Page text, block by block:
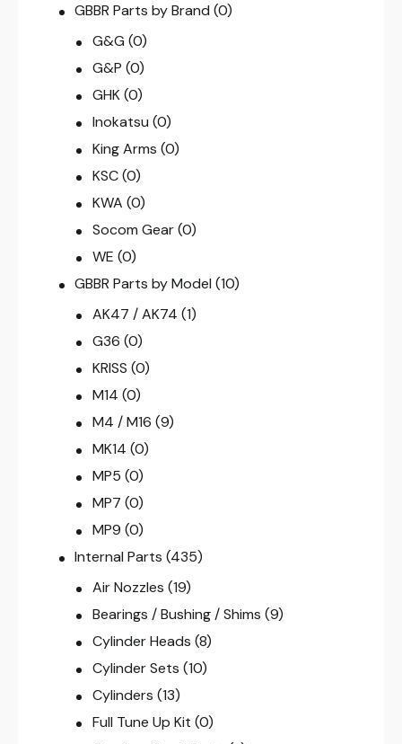
GBBR Parts by Brand (0)
G&G (0)
G&P (0)
GHK (0)
Inokatsu (0)
King Arms (0)
KSC (0)
KWA (0)
Socom Gear (0)
WE (0)
GBBR Parts by Model (10)
AK47 / AK74 (1)
G36 (0)
KRISS (0)
M14 (0)
M4 / M16 (9)
MK14 (0)
MP5 (0)
MP7 (0)
MP9 (0)
Internal Parts (435)
Air Nozzles (19)
Bearings / Bushing / Shims (9)
Cylinder Heads (8)
Cylinder Sets (10)
Cylinders (13)
Full Tune Up Kit (0)